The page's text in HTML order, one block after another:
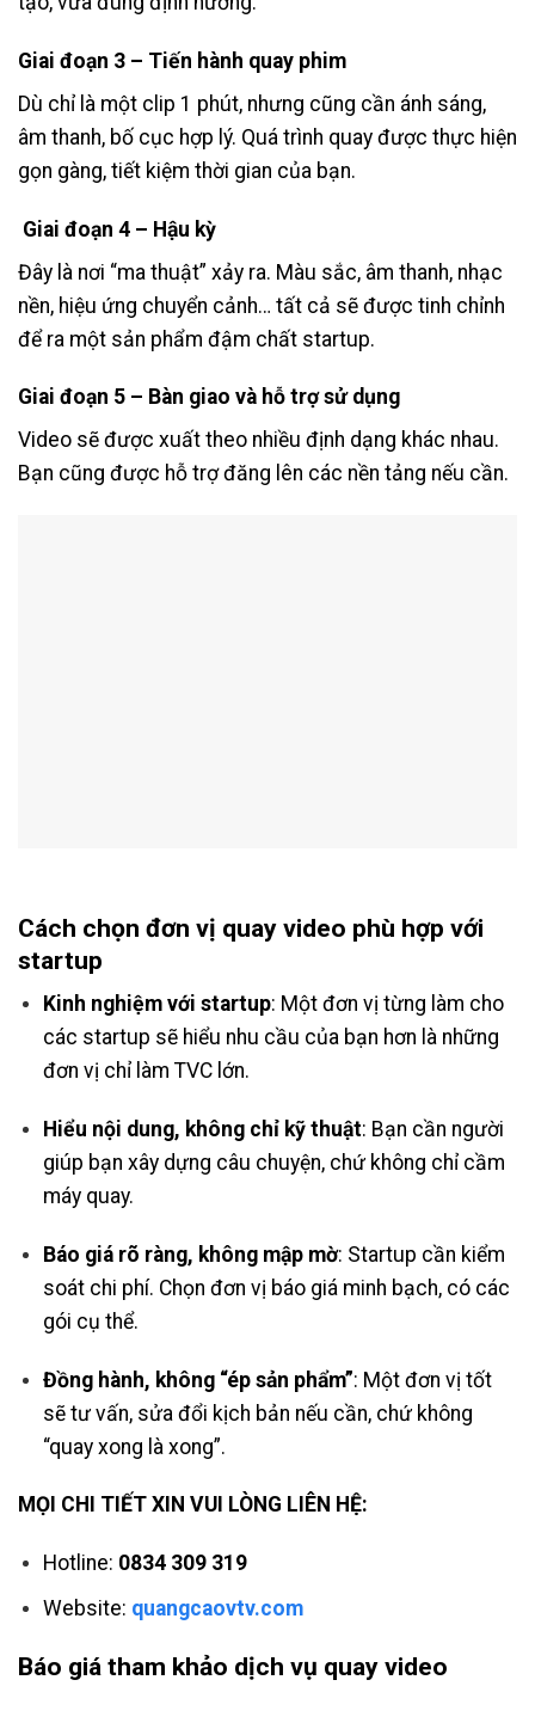
Giai đoạn 3 – Tiến hành quay phim
Dù chỉ là một clip 1 phút, nhưng cũng cần ánh sáng,
âm thanh, bố cục hợp lý. Quá trình quay được thực hiện
gọn gàng, tiết kiệm thời gian của bạn.
Giai đoạn 4 – Hậu kỳ
Đây là nơi “ma thuật” xảy ra. Màu sắc, âm thanh, nhạc
nền, hiệu ứng chuyển cảnh… tất cả sẽ được tinh chỉnh
để ra một sản phẩm đậm chất startup.
Giai đoạn 5 – Bàn giao và hỗ trợ sử dụng
Video sẽ được xuất theo nhiều định dạng khác nhau.
Bạn cũng được hỗ trợ đăng lên các nền tảng nếu cần.
Cách chọn đơn vị quay video phù hợp với
startup
Kinh nghiệm với startup: Một đơn vị từng làm cho
các startup sẽ hiểu nhu cầu của bạn hơn là những
đơn vị chỉ làm TVC lớn.
Hiểu nội dung, không chỉ kỹ thuật: Bạn cần người
giúp bạn xây dựng câu chuyện, chứ không chỉ cầm
máy quay.
Báo giá rõ ràng, không mập mờ: Startup cần kiểm
soát chi phí. Chọn đơn vị báo giá minh bạch, có các
gói cụ thể.
Đồng hành, không “ép sản phẩm”: Một đơn vị tốt
sẽ tư vấn, sửa đổi kịch bản nếu cần, chứ không
“quay xong là xong”.
MỌI CHI TIẾT XIN VUI LÒNG LIÊN HỆ:
Hotline: 0834 309 319
Website: quangcaovtv.com
Báo giá tham khảo dịch vụ quay video